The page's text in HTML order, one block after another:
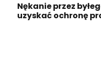
Nękanie przez
uzyskać ochronę